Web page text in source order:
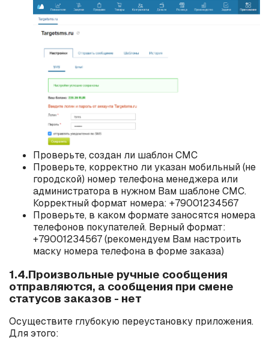
Проверьте, создан ли шаблон СМС
Проверьте, корректно ли указан мобильный (не
городской) номер телефона менеджера или
администратора в нужном Вам шаблоне СМС.
Корректный формат номера: +79001234567
Проверьте, в каком формате заносятся номера
телефонов покупателей. Верный формат:
+79001234567 (рекомендуем Вам настроить
маску номера телефона в форме заказа)
1.4.Произвольные ручные сообщения
отправляются, а сообщения при смене
статусов заказов - нет
Осуществите глубокую переустановку приложения.
Для этого: